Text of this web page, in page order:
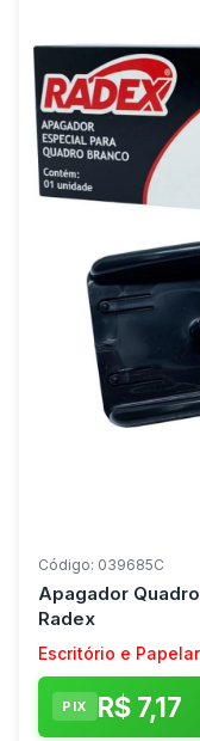
Código: 039685C
Apagador
Radex
Escritório e
PIX R$ 7,17